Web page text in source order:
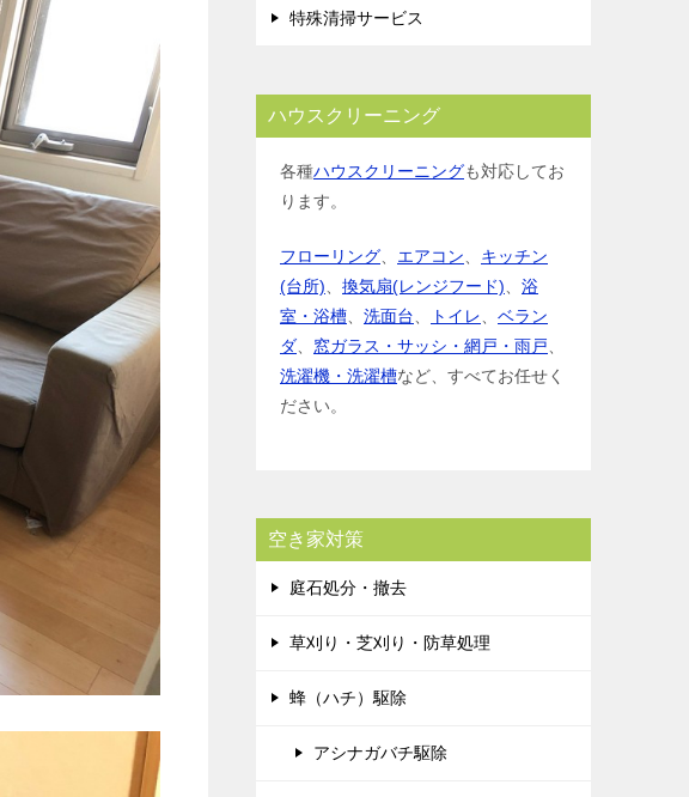
特殊清掃サービス
ハウスクリーニング
各種ハウスクリーニングも対応してお
ります。
フローリング エアコン
キッチン
(台所)
換気扇(レンジフード)
浴
室・浴槽
洗面台 トイレ
ベラン
ダ
窓ガラス・サッシ・網戸・雨戸
洗濯機・洗濯槽など、すべてお任せく
ださい。
空き家対策
庭石処分・撤去
草刈り・芝刈り・防草処理
蜂（ハチ）駆除
アシナガバチ駆除